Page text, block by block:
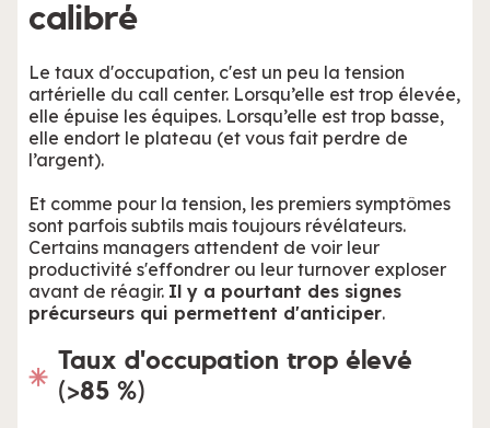
calibré
Le taux d'occupation, c'est un peu la tension
artérielle du call center. Lorsqu’elle est trop élevée,
elle épuise les équipes. Lorsqu’elle est trop basse,
elle endort le plateau (et vous fait perdre de
l’argent).
Et comme pour la tension, les premiers symptômes
sont parfois subtils mais toujours révélateurs.
Certains managers attendent de voir leur
productivité s'effondrer ou leur turnover exploser
avant de réagir. Il y a pourtant des signes
précurseurs qui permettent d'anticiper.
Taux d'occupation trop élevé
(>85 %)